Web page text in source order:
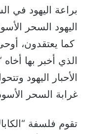
براعة اليهود في
اليهود السحر
كما يعتقدون،
الذي أخبر بها
الأحبار اليهود
غرابة السحر
تقوم فلسفة